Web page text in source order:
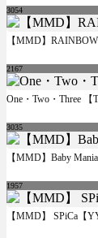
3054
【MMD】
2167
One・Two・Three 【
3035
【MMD】Baby
1957
【MMD】 SPiCa【